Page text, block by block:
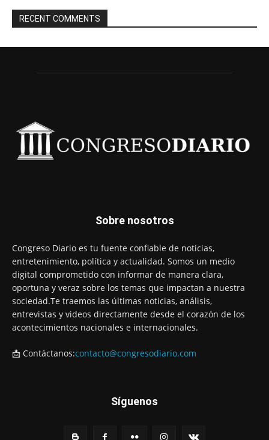
RECENT COMMENTS
Sobre nosotros
Congreso Diario es tu fuente confiable de noticias,
entretenimiento, política y actualidad. Somos un medio
digital comprometido con informar de manera clara,
oportuna y veraz sobre los temas que impactan a nuestra
sociedad.Te traemos las últimas noticias, análisis,
entrevistas y videos directamente desde el corazón de los
acontecimientos nacionales e internacionales.
📩 Contáctanos:contacto@congresodiario.com
Síguenos